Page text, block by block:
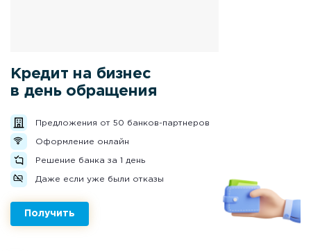
Кредит на бизнес
в день обращения
Предложения от 50 банков-партнеров
Оформление онлайн
Решение банка за 1 день
Даже если уже были отказы
Получить